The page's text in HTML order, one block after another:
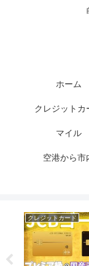
ホーム
クレジットカ
マイル
空港から市
クレジットカード